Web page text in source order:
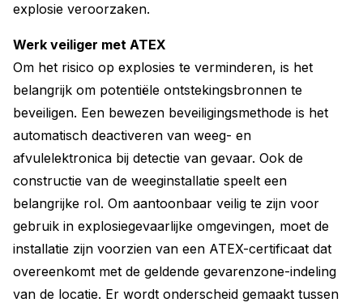
explosie veroorzaken.
Werk veiliger met ATEX
Om het risico op explosies te verminderen, is het
belangrijk om potentiële ontstekingsbronnen te
beveiligen. Een bewezen beveiligingsmethode is het
automatisch deactiveren van weeg- en
afvulelektronica bij detectie van gevaar. Ook de
constructie van de weeginstallatie speelt een
belangrijke rol. Om aantoonbaar veilig te zijn voor
gebruik in explosiegevaarlijke omgevingen, moet de
installatie zijn voorzien van een ATEX-certificaat dat
overeenkomt met de geldende gevarenzone-indeling
van de locatie. Er wordt onderscheid gemaakt tussen